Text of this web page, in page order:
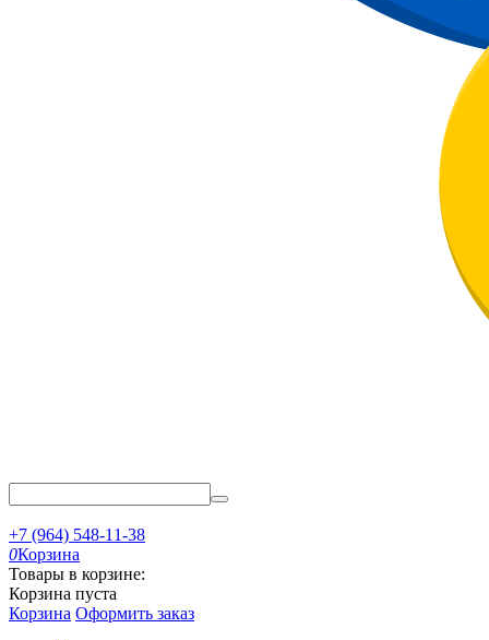
+7 (964) 548-11-38
0Корзина
Товары в корзине:
Корзина пуста
Корзина Оформить заказ